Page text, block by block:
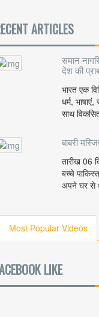
ARTICLES
समान
देश की
भारत एक
धर्म,
साथ
बाबरी
तारीख 06
बच्चे
अपने घर से
Most Popular Videos
LIKE